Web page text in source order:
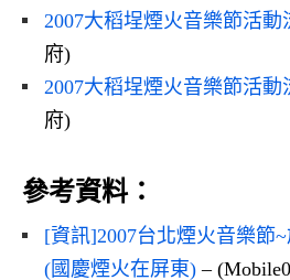
2007大稻埕煙火音樂節活動
府)
2007大稻埕煙火音樂節活動
府)
參考資料：
[資訊]2007台北煙火音樂節
(國慶煙火在屏東) –